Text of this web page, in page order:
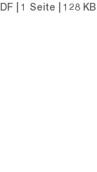
| 1 Seite | 128 KB